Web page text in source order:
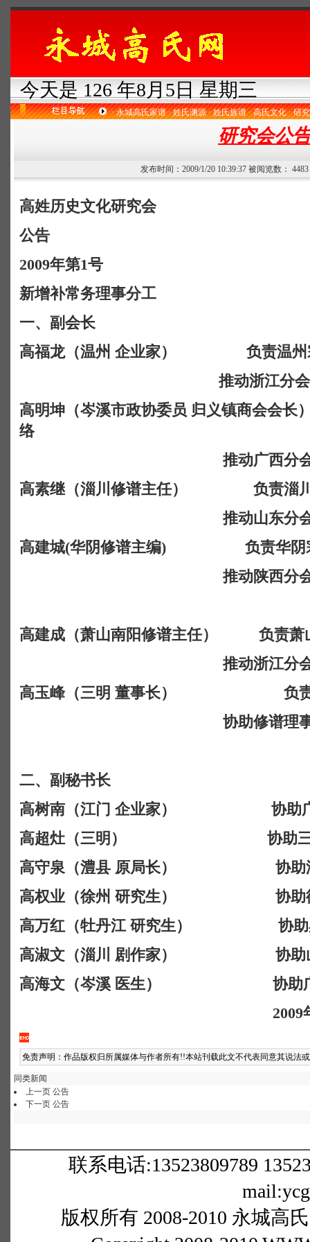
今天是 126 年8月5日 星期三
· 永城高氏家谱 · 姓氏渊源 · 姓氏族谱 · 高氏文化 · 研
研究会公
发布时间：2009/1/20 10:39:37 被阅览数：
高姓历史文化研究会
公告
2009年第1号
新增补常务理事分工
一、副会长
高福龙（温州 企业家）
负责温
推动浙江分
高明坤（岑溪市政协委员 归义镇商会会长
络
推动广西分
高素继（淄川修谱主任） 负责淄
推动山东分
高建城(华阴修谱主编) 负责华
推动陕西分
高建成（萧山南阳修谱主任）
负责萧
推动浙江分
高玉峰（三明 董事长）
负
协助修谱理
二、副秘书长
高树南（江门 企业家） 协助广东
高超灶（三明）
协助
高守泉（澧县 原局长）
协助
高权业（徐州 研究生）
协助
高万红（牡丹江 研究生）
协
高淑文（淄川 剧作家）
协助
高海文（岑溪 医生）
协助
2009
免责声明：作品版权归所属媒体与作者所有!!本站刊载此文不代表同意其说法
同类新闻
上一页 公告
下一页 公告
联系电话:13523809789
版权所有 2008-2010 永城高